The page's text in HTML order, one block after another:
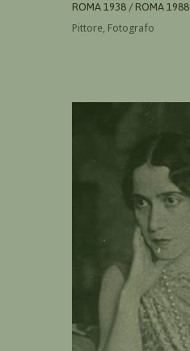
ROMA 1938 / ROMA 1988
Pittore, Fotografo